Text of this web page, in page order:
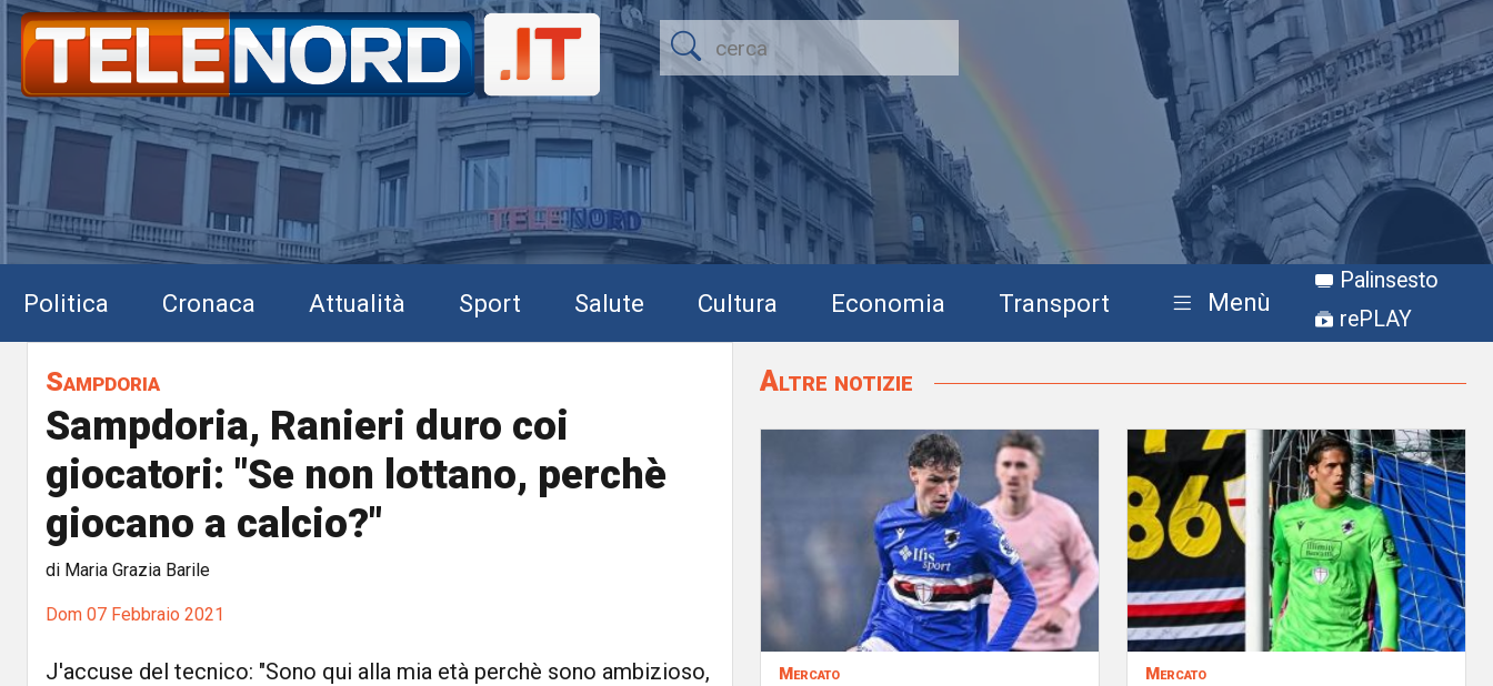
Politica Cronaca Attualità Sport Salute Cultura Economia Transport Menù
Palinsesto
rePLAY
Sampdoria
Sampdoria, Ranieri duro coi
giocatori: "Se non lottano, perchè
giocano a calcio?"
di Maria Grazia Barile
Dom 07 Febbraio 2021
J'accuse del tecnico: "Sono qui alla mia età perchè sono ambizioso,
Altre notizie
Mercato Mercato